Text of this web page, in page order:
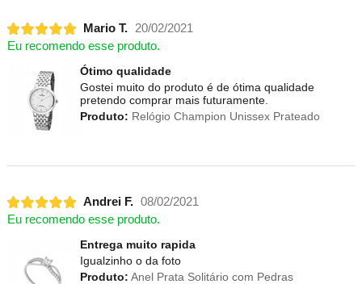
Mario T. 20/02/2021
Eu recomendo esse produto.
Ótimo qualidade
Gostei muito do produto é de ótima qualidade
pretendo comprar mais futuramente.
Produto: Relógio Champion Unissex Prateado
Andrei F. 08/02/2021
Eu recomendo esse produto.
Entrega muito rapida
Igualzinho o da foto
Produto: Anel Prata Solitário com Pedras